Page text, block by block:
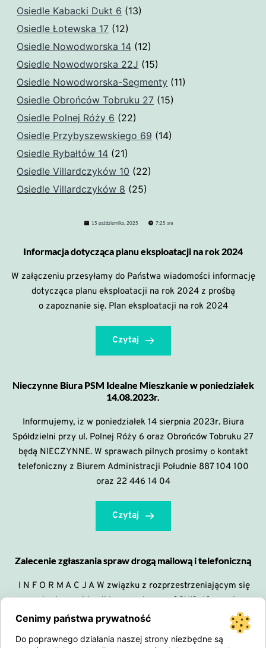
Osiedle Kabacki Dukt 6 (13)
Osiedle Łotewska 17 (12)
Osiedle Nowodworska 14 (12)
Osiedle Nowodworska 22J (15)
Osiedle Nowodworska-Segmenty (11)
Osiedle Obrońców Tobruku 27 (15)
Osiedle Polnej Róży 6 (22)
Osiedle Przybyszewskiego 69 (14)
Osiedle Rybałtów 14 (21)
Osiedle Villardczyków 10 (22)
Osiedle Villardczyków 8 (25)
15 października, 2025 7:25 am
Informacja dotycząca planu eksploatacji na rok 2024
W załączeniu przesyłamy do Państwa wiadomości informację
dotycząca planu eksploatacji na rok 2024 z prośbą
o zapoznanie się. Plan eksploatacji na rok 2024
Czytaj
Nieczynne Biura PSM Idealne Mieszkanie w poniedziałek
14.08.2023r.
Informujemy, iz w poniedziałek 14 sierpnia 2023r. Biura
Spółdzielni przy ul. Polnej Róży 6 oraz Obrońców Tobruku 27
będą NIECZYNNE. W sprawach pilnych prosimy o kontakt
telefoniczny z Biurem Administracji Południe 887 104 100
oraz 22 446 14 04
Czytaj
Zalecenie zgłaszania spraw drogą mailową i telefoniczną
I N F O R M A C J A W związku z rozprzestrzeniającym się
zagrożeniem epidemii koronawirusem COVID-19 prosimy
o ograniczenie kontaktów osobistych w biurze Spółdzielni
oraz Administracji . Wszelkie sprawy sugerujemy zgłaszać
pracownikom Spółdzielni telefonicznie lub mailowo.
Cenimy państwa prywatność
Do poprawnego działania naszej strony niezbędne są